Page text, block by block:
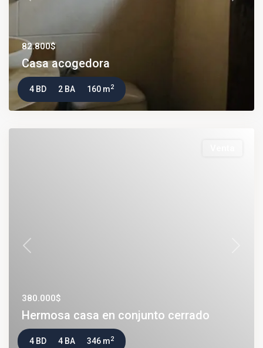
82.800$
Casa acogedora
4 BD 2 BA 160 m2
Previous
380.000$
Hermosa casa en conjunto cerrado
4 BD 4 BA 346 m2